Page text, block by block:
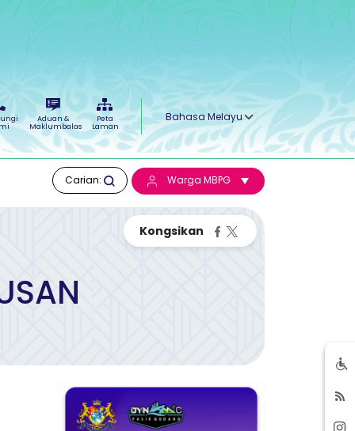
Aduan &
Maklumbalas
Peta
Laman
Select your language
Carian: Warga MBPG